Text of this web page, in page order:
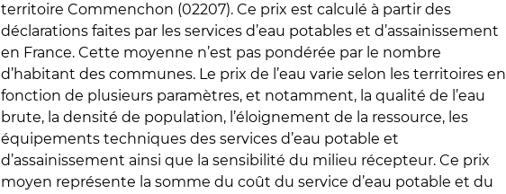
territoire Commenchon (02207). Ce prix est calculé à partir des
déclarations faites par les services d’eau potables et d’assainissement
en France. Cette moyenne n’est pas pondérée par le nombre
d’habitant des communes. Le prix de l’eau varie selon les territoires en
fonction de plusieurs paramètres, et notamment, la qualité de l’eau
brute, la densité de population, l’éloignement de la ressource, les
équipements techniques des services d’eau potable et
d’assainissement ainsi que la sensibilité du milieu récepteur. Ce prix
moyen représente la somme du coût du service d’eau potable et du